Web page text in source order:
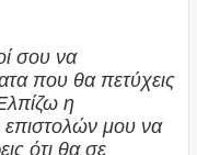
σου να
που θα πετύχεις
η
επιστολών μου να
ότι θα σε